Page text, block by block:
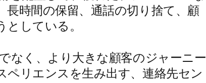
長時間の保留、通話の切り捨て、顧
としている。
なく、より大きな顧客のジャーニー
ペリエンスを生み出す、連絡先セン